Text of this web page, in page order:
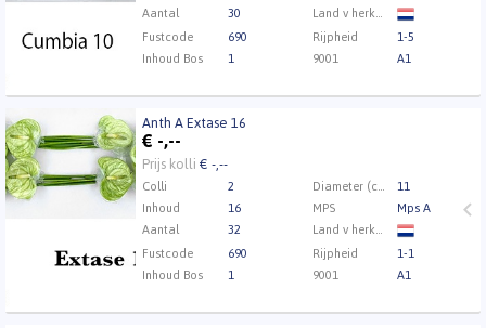
Aantal
30
Fustcode
690 Rijpheid
1-5
Inhoud Bos
1 9001 A1
Anth A Extase 16
€ -,--
Prijs kolli € -,--
Colli 2
11
Inhoud
16 MPS
Mps A
Aantal
32
Fustcode
690 Rijpheid
1-1
Inhoud Bos
1 9001 A1
Anth A Extase 16
Eerst Inloggen a.u.b.Klik hier om in te loggen.